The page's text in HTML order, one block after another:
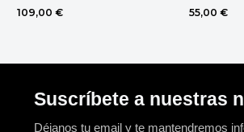
109,00 € 55,00 €
Suscríbete a nuestras
Déjanos tu email y te mantendremos